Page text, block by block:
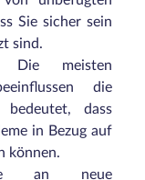
Sie sicher sein
sind.
Die meisten
die
bedeutet, dass
in Bezug auf
können.
an neue